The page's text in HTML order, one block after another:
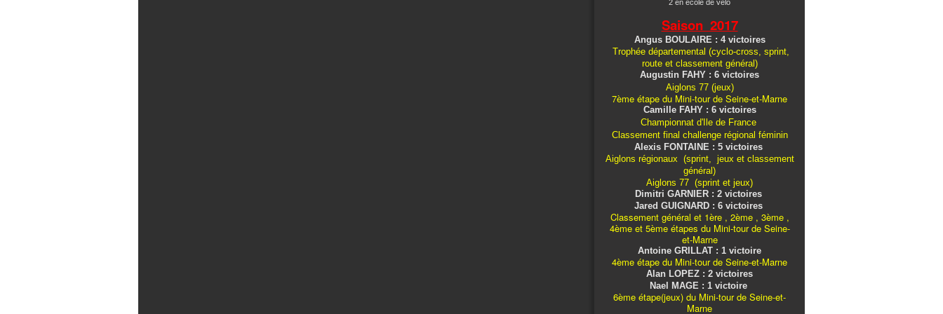
2 en école de vélo
Saison 2017
Angus BOULAIRE : 4 victoires
Trophée départemental (cyclo-cross, sprint,
route et classement général)
Augustin FAHY : 6 victoires
Aiglons 77 (jeux)
7ème étape du Mini-tour de Seine-et-Marne
Camille FAHY : 6 victoires
Championnat d'Ile de France
Classement final challenge régional féminin
Alexis FONTAINE : 5 victoires
Aiglons régionaux (sprint, jeux et classement
général)
Aiglons 77 (sprint et jeux)
Dimitri GARNIER : 2 victoires
Jared GUIGNARD : 6 victoires
Classement général et 1ère , 2ème , 3ème ,
4ème et 5ème étapes du Mini-tour de Seine-
et-Marne
Antoine GRILLAT : 1 victoire
4ème étape du Mini-tour de Seine-et-Marne
Alan LOPEZ : 2 victoires
Nael MAGE : 1 victoire
6ème étape(jeux) du Mini-tour de Seine-et-
Marne